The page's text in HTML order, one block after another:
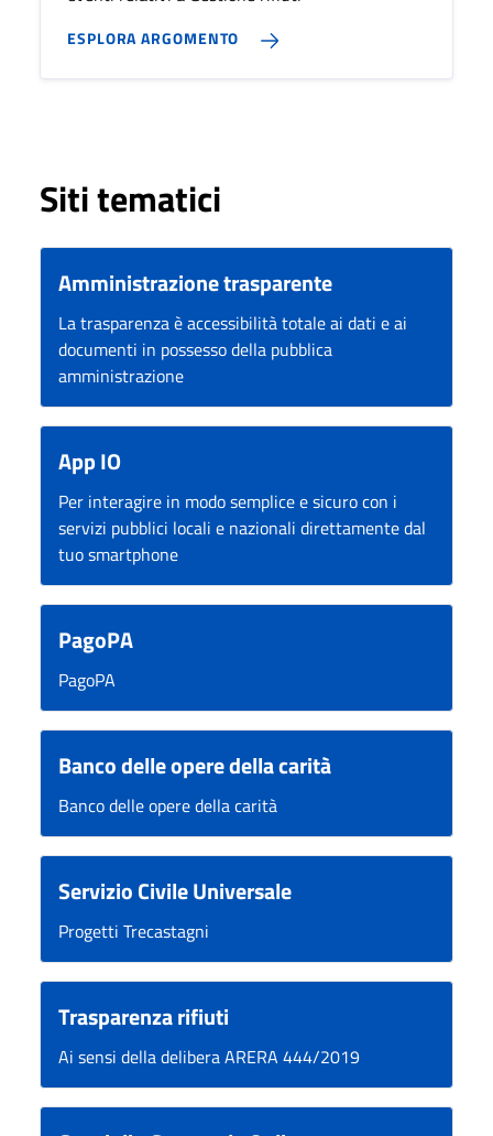
ESPLORA ARGOMENTO
Siti tematici
Amministrazione trasparente
La trasparenza è accessibilità totale ai dati e ai
documenti in possesso della pubblica
amministrazione
App IO
Per interagire in modo semplice e sicuro con i
servizi pubblici locali e nazionali direttamente dal
tuo smartphone
PagoPA
PagoPA
Banco delle opere della carità
Banco delle opere della carità
Servizio Civile Universale
Progetti Trecastagni
Trasparenza rifiuti
Ai sensi della delibera ARERA 444/2019